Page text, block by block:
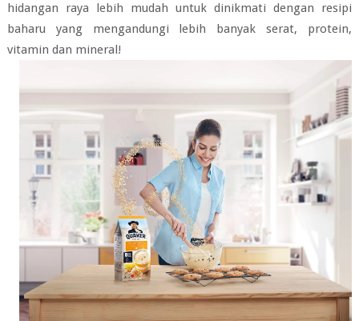
hidangan raya lebih mudah untuk dinikmati dengan resipi
baharu yang mengandungi lebih banyak serat, protein,
vitamin dan mineral!